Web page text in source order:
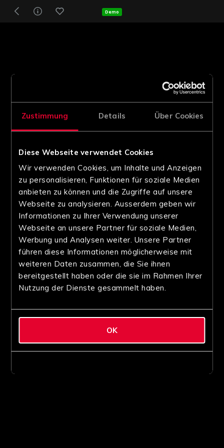
Zustimmung Details Über Cookies
Diese Webseite verwendet Cookies
Wir verwenden Cookies, um Inhalte und Anzeigen
zu personalisieren, Funktionen für soziale Medien
anbieten zu können und die Zugriffe auf unsere
Webseite zu analysieren. Ausserdem geben wir
Informationen zu Ihrer Verwendung unserer
Webseite an unsere Partner für soziale Medien,
Werbung und Analysen weiter. Unsere Partner
führen diese Informationen möglicherweise mit
weiteren Daten zusammen, die Sie ihnen
bereitgestellt haben oder die sie im Rahmen Ihrer
Nutzung der Dienste gesammelt haben.
OK
Demo